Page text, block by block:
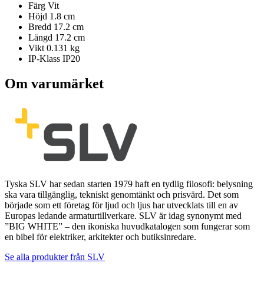
Färg Vit
Höjd 1.8 cm
Bredd 17.2 cm
Längd 17.2 cm
Vikt 0.131 kg
IP-Klass IP20
Om varumärket
Tyska SLV har sedan starten 1979 haft en tydlig filosofi: belysning
ska vara tillgänglig, tekniskt genomtänkt och prisvärd. Det som
började som ett företag för ljud och ljus har utvecklats till en av
Europas ledande armaturtillverkare. SLV är idag synonymt med
”BIG WHITE” – den ikoniska huvudkatalogen som fungerar som
en bibel för elektriker, arkitekter och butiksinredare.
Se alla produkter från SLV